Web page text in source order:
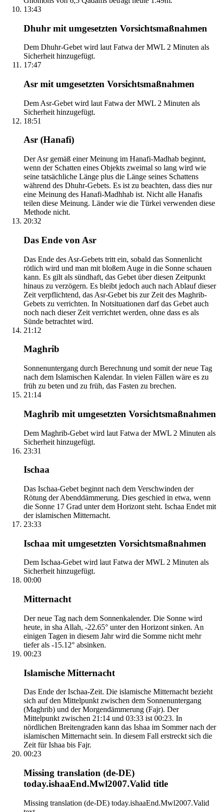
13:43
Dhuhr mit umgesetzten Vorsichtsmaßnahmen
Dem Dhuhr-Gebet wird laut Fatwa der MWL 2 Minuten als
Sicherheit hinzugefügt.
17:47
Asr mit umgesetzten Vorsichtsmaßnahmen
Dem Asr-Gebet wird laut Fatwa der MWL 2 Minuten als
Sicherheit hinzugefügt.
18:51
Asr (Hanafi)
Der Asr gemäß einer Meinung im Hanafi-Madhab beginnt,
wenn der Schatten eines Objekts zweimal so lang wird wie
seine tatsächliche Länge plus die Länge seines Schattens
während des Dhuhr-Gebets. Es ist zu beachten, dass dies nur
eine Meinung des Hanafi-Madhhab ist. Nicht alle Hanafis
teilen diese Meinung. Länder wie die Türkei verwenden diese
Methode nicht.
20:32
Das Ende von Asr
Das Ende des Asr-Gebets tritt ein, sobald das Sonnenlicht
rötlich wird und man mit bloßem Auge in die Sonne schauen
kann. Es gilt als sündhaft, das Gebet über diesen Zeitpunkt
hinaus zu verzögern. Es bleibt jedoch auch nach Ablauf dieser
Zeit verpflichtend, das Asr-Gebet bis zur Zeit des Maghrib-
Gebets zu verrichten. In Notsituationen darf das Gebet auch
noch nach dieser Zeit verrichtet werden, ohne dass es als
Sünde betrachtet wird.
21:12
Maghrib
Sonnenuntergang durch Berechnung und somit der neue Tag
nach dem Islamischen Kalendar. In vielen Fällen wäre es zu
früh zu beten und zu früh, das Fasten zu brechen.
21:14
Maghrib mit umgesetzten Vorsichtsmaßnahmen
Dem Maghrib-Gebet wird laut Fatwa der MWL 2 Minuten als
Sicherheit hinzugefügt.
23:31
Ischaa
Das Ischaa-Gebet beginnt nach dem Verschwinden der
Rötung der Abenddämmerung. Dies geschied in etwa, wenn
die Sonne 17 Grad unter dem Horizont steht. Ischaa Endet mit
der islamischen Mitternacht.
23:33
Ischaa mit umgesetzten Vorsichtsmaßnahmen
Dem Ischaa-Gebet wird laut Fatwa der MWL 2 Minuten als
Sicherheit hinzugefügt.
00:00
Mitternacht
Der neue Tag nach dem Sonnenkalender. Die Sonne wird
heute, in sha Allah, -22.65° unter den Horizont sinken. An
einigen Tagen in diesem Jahr wird die Somme nicht mehr
tiefer als -15.12° absinken.
00:23
Islamische Mitternacht
Das Ende der Ischaa-Zeit. Die islamische Mitternacht bezieht
sich auf den Mittelpunkt zwischen dem Sonnenuntergang
(Maghrib) und der Morgendämmerung (Fajr). Der
Mittelpunkt zwischen 21:14 und 03:33 ist 00:23. In
nördlichen Breitengraden kann das Ishaa im Sommer nach der
islamischen Mitternacht sein. In diesem Fall erstreckt sich die
Zeit für Ishaa bis Fajr.
00:23
Missing translation (de-DE)
today.ishaaEnd.Mwl2007.Valid title
Missing translation (de-DE) today.ishaaEnd.Mwl2007.Valid